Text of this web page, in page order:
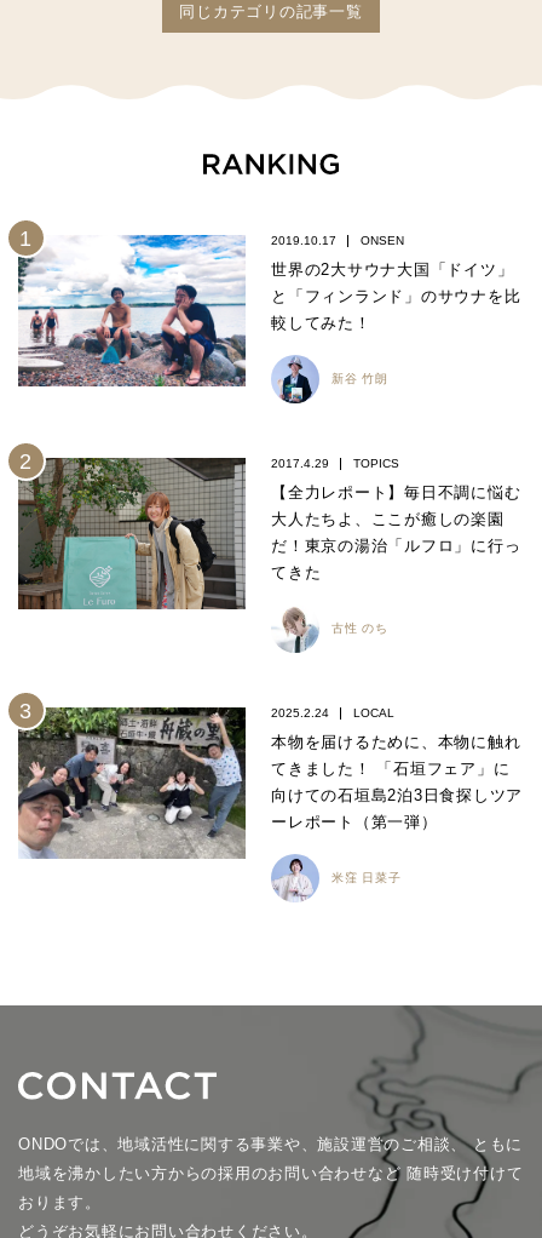
同じカテゴリの記事一覧
2019.10.17 ONSEN
世界の2大サウナ大国「ドイツ」
と「フィンランド」のサウナを比
較してみた！
新谷 竹朗
2017.4.29 TOPICS
【全力レポート】毎日不調に悩む
大人たちよ、ここが癒しの楽園
だ！東京の湯治「ルフロ」に行っ
てきた
古性 のち
2025.2.24 LOCAL
本物を届けるために、本物に触れ
てきました！ 「石垣フェア」に
向けての石垣島2泊3日食探しツア
ーレポート（第一弾）
米窪 日菜子
ONDOでは、地域活性に関する事業や、施設運営のご相談、ともに
地域を沸かしたい方からの採用のお問い合わせなど 随時受け付けて
おります。
どうぞお気軽にお問い合わせください。